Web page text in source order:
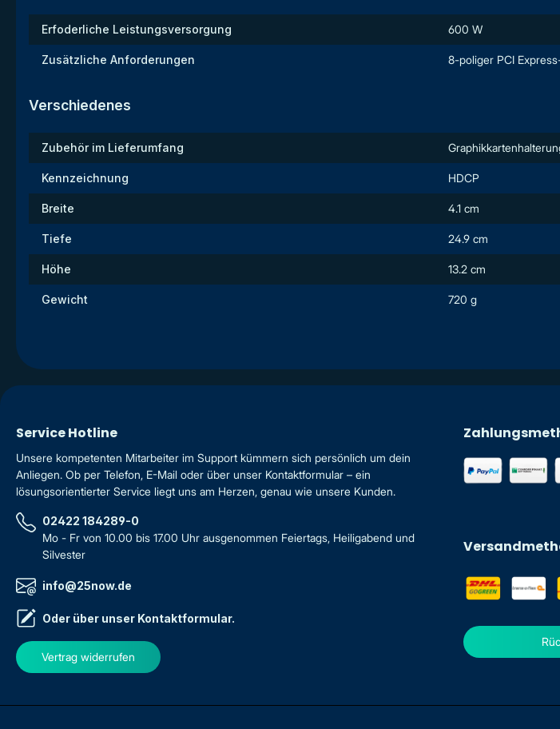
Erfoderliche Leistungsversorgung 600 W
Zusätzliche Anforderungen 8-poliger PCI
Verschiedenes
Zubehör im Lieferumfang
Kennzeichnung HDCP
Breite 4.1 cm
Tiefe 24.9 cm
Höhe 13.2 cm
Gewicht 720 g
Service Hotline
Unsere kompetenten Mitarbeiter im Support kümmern sich persönlich um dein
Anliegen. Ob per Telefon, E-Mail oder über unser Kontaktformular – ein
lösungsorientierter Service liegt uns am Herzen, genau wie unsere Kunden.
02422 184289-0
Mo - Fr von 10.00 bis 17.00 Uhr ausgenommen Feiertags, Heiligabend und
Silvester
info@25now.de
Oder über unser Kontaktformular.
Vertrag widerrufen